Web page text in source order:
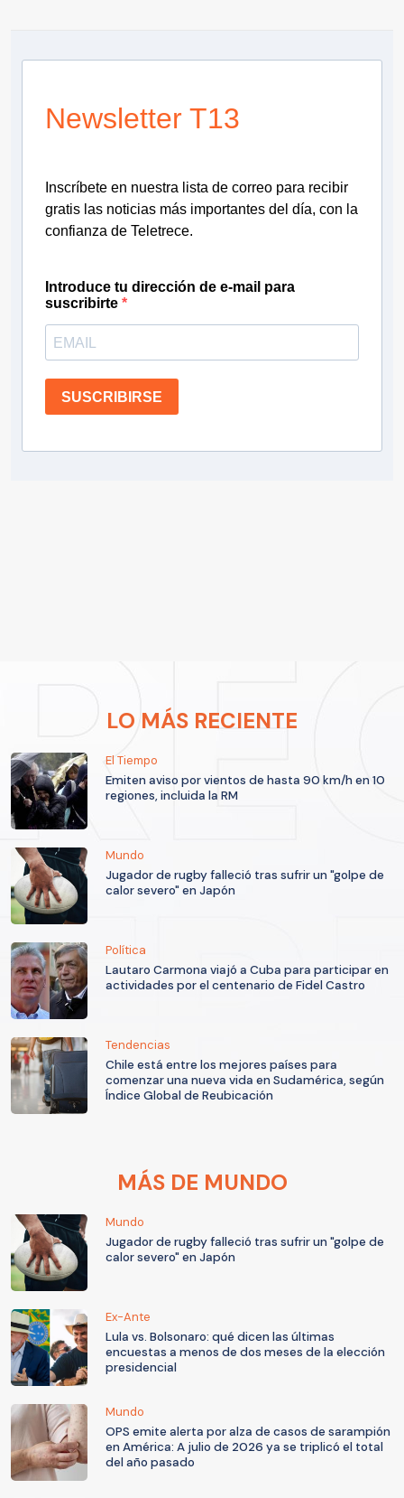
Newsletter T13
Inscríbete en nuestra lista de correo para recibir
gratis las noticias más importantes del día, con la
confianza de Teletrece.
Introduce tu dirección de e-mail para
suscribirte
SUSCRIBIRSE
LO MÁS RECIENTE
El Tiempo
Emiten aviso por vientos de hasta 90 km/h en 10
regiones, incluida la RM
Mundo
Jugador de rugby falleció tras sufrir un "golpe de
calor severo" en Japón
Política
Lautaro Carmona viajó a Cuba para participar en
actividades por el centenario de Fidel Castro
Tendencias
Chile está entre los mejores países para
comenzar una nueva vida en Sudamérica, según
Índice Global de Reubicación
MÁS DE MUNDO
Mundo
Jugador de rugby falleció tras sufrir un "golpe de
calor severo" en Japón
Ex-Ante
Lula vs. Bolsonaro: qué dicen las últimas
encuestas a menos de dos meses de la elección
presidencial
Mundo
OPS emite alerta por alza de casos de sarampión
en América: A julio de 2026 ya se triplicó el total
del año pasado